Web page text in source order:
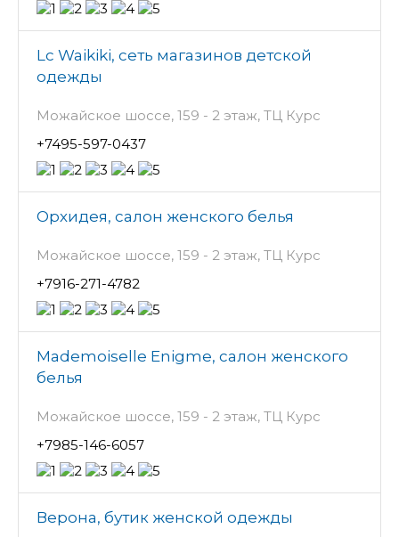
Lc Waikiki, сеть магазинов детской
одежды
Можайское шоссе, 159 - 2 этаж, ТЦ Курс
+7495-597-0437
Орхидея, салон женского белья
Можайское шоссе, 159 - 2 этаж, ТЦ Курс
+7916-271-4782
Mademoiselle Enigme, салон женского
белья
Можайское шоссе, 159 - 2 этаж, ТЦ Курс
+7985-146-6057
Верона, бутик женской одежды